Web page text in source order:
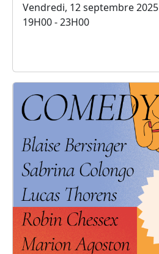
Vendredi, 12 septembre 2025
19H00 - 23H00